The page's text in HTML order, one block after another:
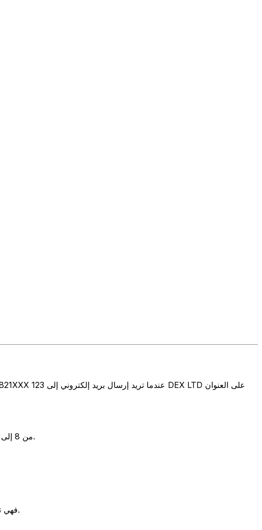
تتألف رموز سويفت/رموز سويفت/رمز معرّف العميل الدولي (SWIFT/BIC) من 8 إلى 11 حرفًا ورقمًا لتحديد بنك وفرع معين في العالم.
تحدد هذه الأرقام الثلاثة فرعًا معينًا. رموز BIC التي تنتهي بـ "XXX"، فهي تشير إلى المكتب الرئيسي للبنك.